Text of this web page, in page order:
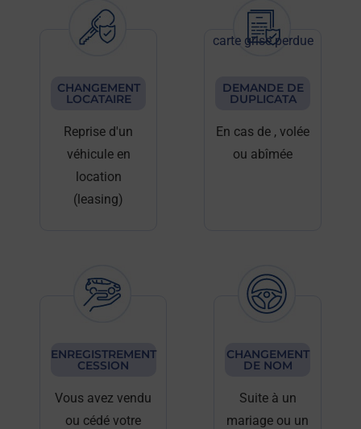
CHANGEMENT
LOCATAIRE
Reprise d'un
véhicule en
location
(leasing)
DEMANDE DE
DUPLICATA
En cas de
carte grise perdue
, volée
ou abîmée
ENREGISTREMENT
CESSION
Vous avez vendu
ou cédé votre
CHANGEMENT
DE NOM
Suite à un
mariage ou un